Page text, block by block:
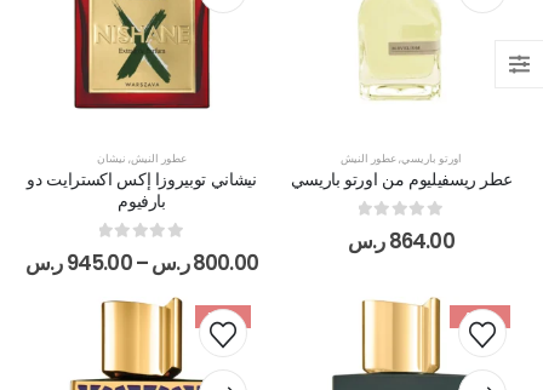
اورتو باريسي,عطور النيش
عطر ريسفيليوم من اورتو باريسي
0
out of 5
864.00ر.س
عطور النيش, نيشان
نيشاني توبيروزا إكس اكسترايت دو
بارفيوم
800.00ر.س–
945.00ر.س
-48%
-16%